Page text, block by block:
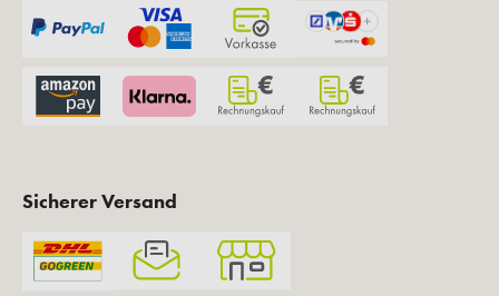
Sicherer Versand